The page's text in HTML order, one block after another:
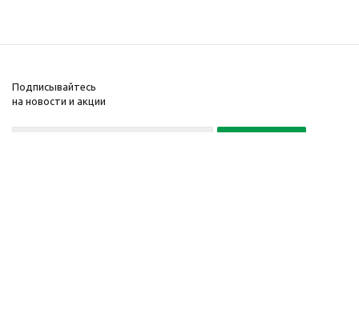
Подписывайтесь
на новости и акции